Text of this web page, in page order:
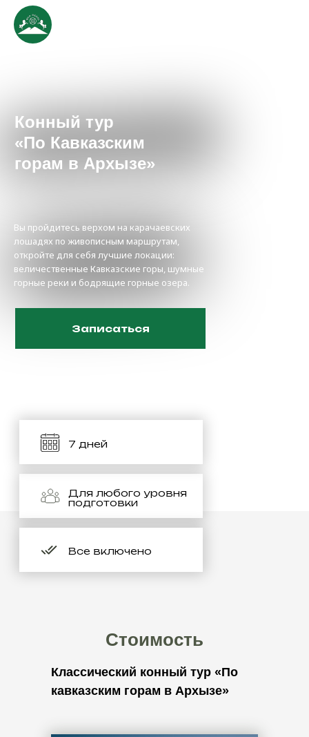
Конный тур
«По Кавказским
горам в Архызе»
Вы пройдитесь верхом на карачаевских
лошадях по живописным маршрутам,
откройте для себя лучшие локации:
величественные Кавказские горы, шумные
горные реки и бодрящие горные озера.
Записаться
Для любого уровня
подготовки
Все включено
7 дней
Стоимость
Классический конный тур «По
кавказским горам в Архызе»